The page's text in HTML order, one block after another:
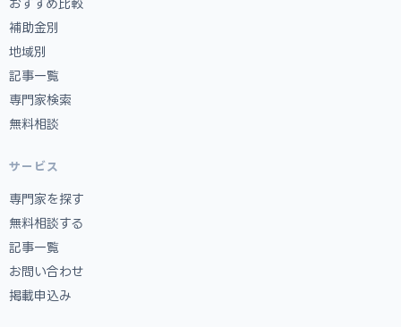
おすすめ比較
補助金別
地域別
記事一覧
専門家検索
無料相談
サービス
専門家を探す
無料相談する
記事一覧
お問い合わせ
掲載申込み